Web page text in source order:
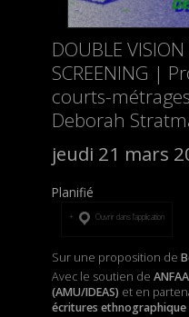
DOUBLE
SCREENING |
courts-
Deborah
jeudi 21 mars
Planifié
Ouvrir dans l’application
Sur une proposition de
Avec le soutien de
(AMU/IDEAS) et en
écritures ethnographique